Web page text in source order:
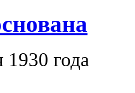
1930 года